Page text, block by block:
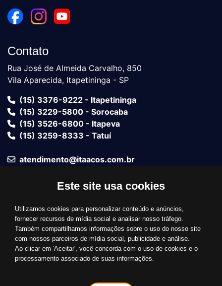
Contato
Rua José de Almeida Carvalho, 850
Vila Aparecida, Itapetininga - SP
(15) 3376-9222 - Itapetininga
(15) 3229-5800 - Sorocaba
(15) 3526-6800 - Itapeva
(15) 3259-8333 - Tatuí
atendimento@itaacos.com.br
Fale com um vendedor
Bandeiras Aceitas
Este site usa cookies
Utilizamos cookies para personalizar conteúdo e anúncios,
fornecer recursos de mídia social e analisar nosso tráfego.
Também compartilhamos informações sobre o uso do nosso site
com nossos parceiros de mídia social, publicidade e análise.
Ao clicar em 'Aceitar', você concorda com o uso de cookies e o
processamento associado de suas informações.